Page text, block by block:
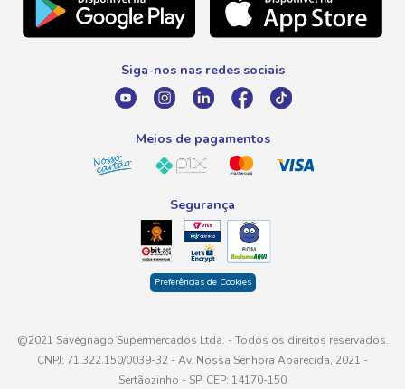
Promoção Fim de Ano
Telefone
0800 016 6680
atendimento@savegnago.com.br
Siga-nos nas redes sociais
Meios de pagamentos
Segurança
Preferências de Cookies
@2021 Savegnago Supermercados Ltda. - Todos os direitos reservados.
CNPJ: 71.322.150/0039-32 - Av. Nossa Senhora Aparecida, 2021 -
Sertãozinho - SP, CEP: 14170-150